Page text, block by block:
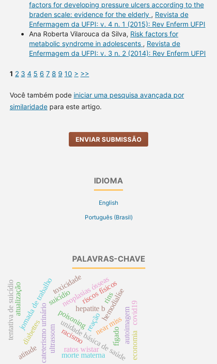
factors for developing pressure ulcers according to the
braden scale: evidence for the elderly , Revista de
Enfermagem da UFPI: v. 4 n. 1 (2015): Rev Enferm UFPI
Ana Roberta Vilarouca da Silva, Risk factors for
metabolic syndrome in adolescents , Revista de
Enfermagem da UFPI: v. 3 n. 2 (2014): Rev Enferm UFPI
1 2 3 4 5 6 7 8 9 10 > >>
Você também pode iniciar uma pesquisa avançada por
similaridadepara este artigo.
ENVIAR SUBMISSÃO
IDIOMA
English
Português (Brasil)
PALAVRAS-CHAVE
hepatite b
neoplasias ósseas
poisoning
ultrassom
cateterismo urinário near miss
jornada de trabalho riscos físicos
unidade básica de saúdeautoimagem
morte materna economia
suicídio
tentativa de suicídio reação
diabettes
hemodialíse
toxicidade
ratos wistar
fígado
rins
racismo
atualização
atitude
covid19